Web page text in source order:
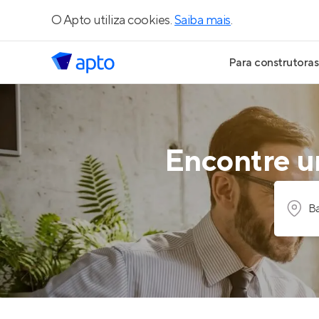
O Apto utiliza cookies.Saiba mais.
Para construtoras
Geração de
Geração de
Geração de
Maiores
Parcerias
Anunciar
Encontre